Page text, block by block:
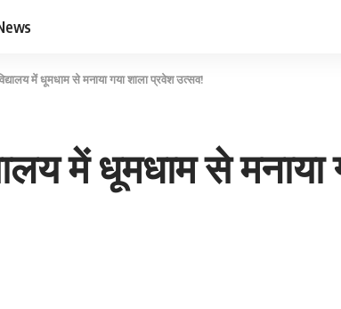
में धूमधाम से मनाया गया शाला प्रवेश उत्सव!
में धूमधाम से